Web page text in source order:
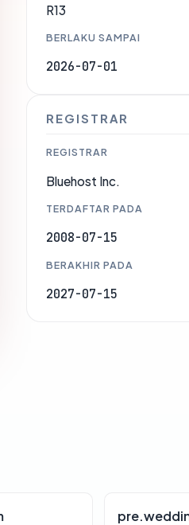
R13
BERLAKU SAMPAI
2026-07-01
REGISTRAR
REGISTRAR
Bluehost Inc.
TERDAFTAR PADA
2008-07-15
BERAKHIR PADA
2027-07-15